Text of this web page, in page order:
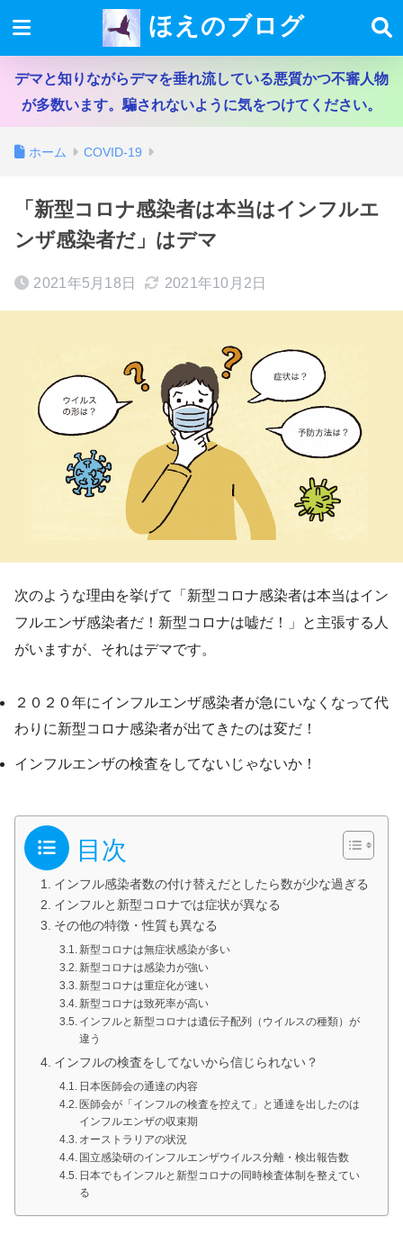
ほえのブログ
デマと知りながらデマを垂れ流している悪質かつ不審人物
が多数います。騙されないように気をつけてください。
ホーム COVID-19
「新型コロナ感染者は本当はインフルエ
ンザ感染者だ」はデマ
2021年5月18日 2021年10月2日
次のような理由を挙げて「新型コロナ感染者は本当はイン
フルエンザ感染者だ！新型コロナは嘘だ！」と主張する人
がいますが、それはデマです。
２０２０年にインフルエンザ感染者が急にいなくなって代
わりに新型コロナ感染者が出てきたのは変だ！
インフルエンザの検査をしてないじゃないか！
目次
インフル感染者数の付け替えだとしたら数が少な過ぎる
インフルと新型コロナでは症状が異なる
その他の特徴・性質も異なる
新型コロナは無症状感染が多い
新型コロナは感染力が強い
新型コロナは重症化が速い
新型コロナは致死率が高い
インフルと新型コロナは遺伝子配列（ウイルスの種類）が
違う
インフルの検査をしてないから信じられない？
日本医師会の通達の内容
医師会が「インフルの検査を控えて」と通達を出したのは
インフルエンザの収束期
オーストラリアの状況
国立感染研のインフルエンザウイルス分離・検出報告数
日本でもインフルと新型コロナの同時検査体制を整えてい
る